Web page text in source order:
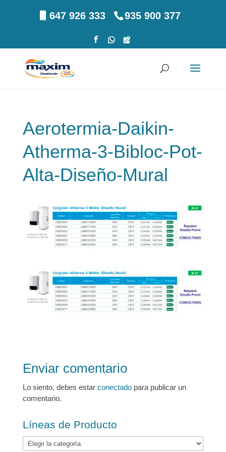
647 926 333 935 900 377
Aerotermia-Daikin-
Atherma-3-Bibloc-Pot-
Alta-Diseño-Mural
Enviar comentario
Lo siento, debes estar conectadopara publicar un
comentario.
Líneas de Producto
Líneas